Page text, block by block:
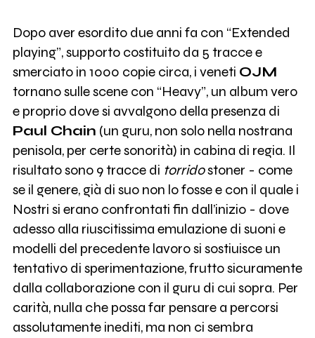
Dopo aver esordito due anni fa con “Extended
playing”, supporto costituito da 5 tracce e
smerciato in 1000 copie circa, i veneti OJM
tornano sulle scene con “Heavy”, un album vero
e proprio dove si avvalgono della presenza di
Paul Chain (un guru, non solo nella nostrana
penisola, per certe sonorità) in cabina di regia. Il
risultato sono 9 tracce di torridostoner - come
se il genere, già di suo non lo fosse e con il quale i
Nostri si erano confrontati fin dall’inizio - dove
adesso alla riuscitissima emulazione di suoni e
modelli del precedente lavoro si sostiuisce un
tentativo di sperimentazione, frutto sicuramente
dalla collaborazione con il guru di cui sopra. Per
carità, nulla che possa far pensare a percorsi
assolutamente inediti, ma non ci sembra